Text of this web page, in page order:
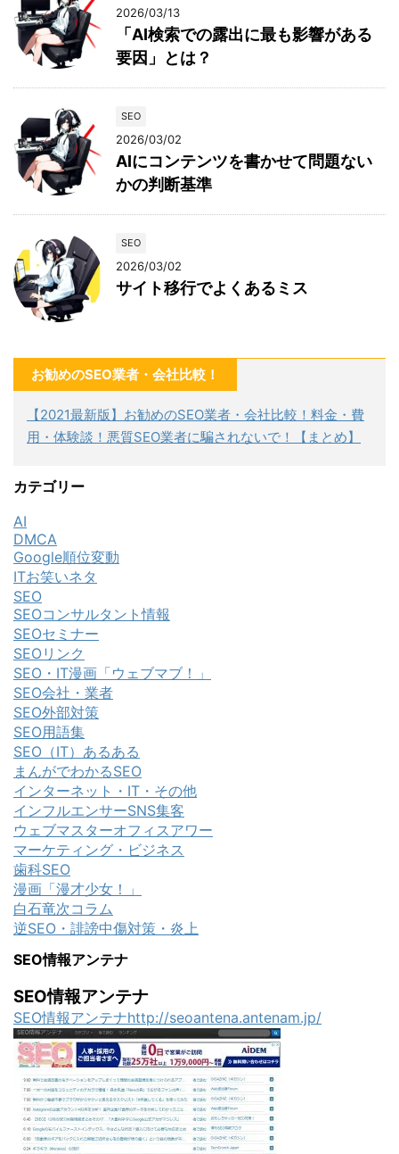
2026/03/13
「AI検索での露出に最も影響がある
要因」とは？
SEO
2026/03/02
AIにコンテンツを書かせて問題ない
かの判断基準
SEO
2026/03/02
サイト移行でよくあるミス
お勧めのSEO業者・会社比較！
【2021最新版】お勧めのSEO業者・会社比較！料金・費
用・体験談！悪質SEO業者に騙されないで！【まとめ】
カテゴリー
AI
DMCA
Google順位変動
ITお笑いネタ
SEO
SEOコンサルタント情報
SEOセミナー
SEOリンク
SEO・IT漫画「ウェブマブ！」
SEO会社・業者
SEO外部対策
SEO用語集
SEO（IT）あるある
まんがでわかるSEO
インターネット・IT・その他
インフルエンサーSNS集客
ウェブマスターオフィスアワー
マーケティング・ビジネス
歯科SEO
漫画「漫才少女！」
白石竜次コラム
逆SEO・誹謗中傷対策・炎上
SEO情報アンテナ
SEO情報アンテナ
SEO情報アンテナhttp://seoantena.antenam.jp/